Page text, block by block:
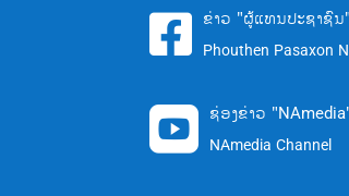
 ຂ່າວ "ຜູ້ແທນປະຊາຊົນ"
Phouthen Pasaxon
 ຊ່ອງຂ່າວ
NAmedia Channel